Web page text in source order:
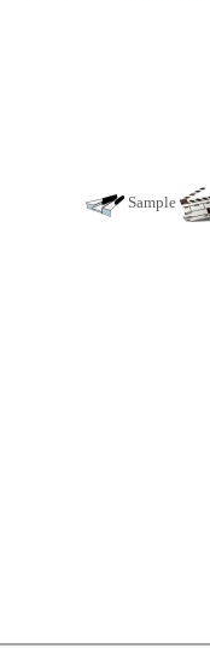
Sample